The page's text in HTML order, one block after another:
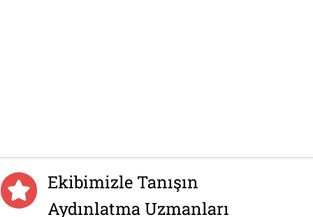
Ekibimizle Tanışın
Aydınlatma Uzmanları